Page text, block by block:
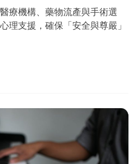
療機構、藥物流產與手術選
理支援，確保「安全與尊嚴」